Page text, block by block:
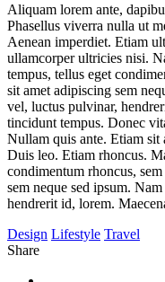
Aliquam lorem ante,
Phasellus viverra nulla ut
Aenean imperdiet. Etiam
ullamcorper ultricies nisi.
tempus, tellus eget
sit amet adipiscing sem
vel, luctus pulvinar,
tincidunt tempus. Donec
Nullam quis ante. Etiam sit
Duis leo. Etiam rhoncus.
condimentum rhoncus,
sem neque sed ipsum.
hendrerit id, lorem.
Design Lifestyle Travel
Share